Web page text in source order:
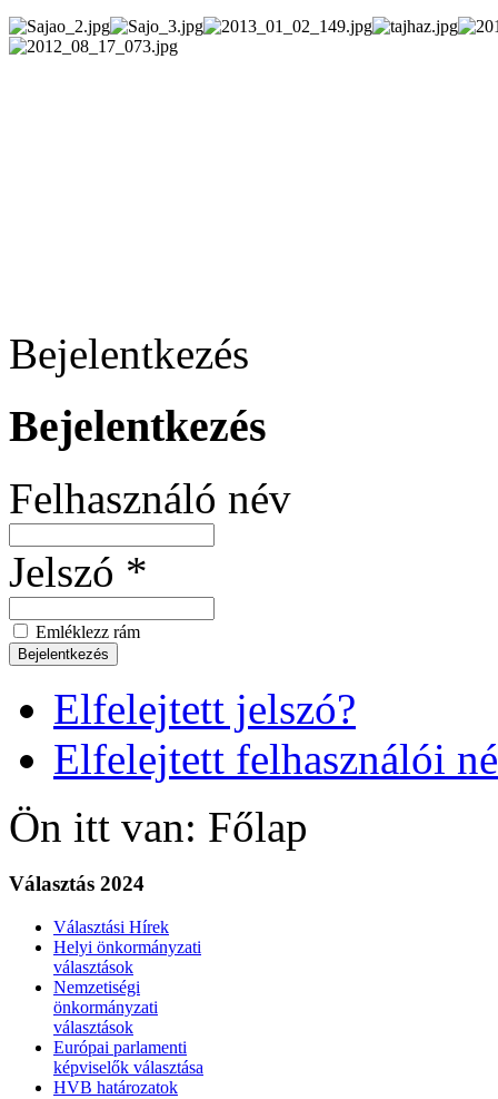
Bejelentkezés
Bejelentkezés
Felhasználó név
Jelszó *
Emléklezz rám
Elfelejtett jelszó?
Elfelejtett felhasználói
Ön itt van: Főlap
Választás 2024
Választási Hírek
Helyi önkormányzati
választások
Nemzetiségi
önkormányzati
választások
Európai parlamenti
képviselők választása
HVB határozatok